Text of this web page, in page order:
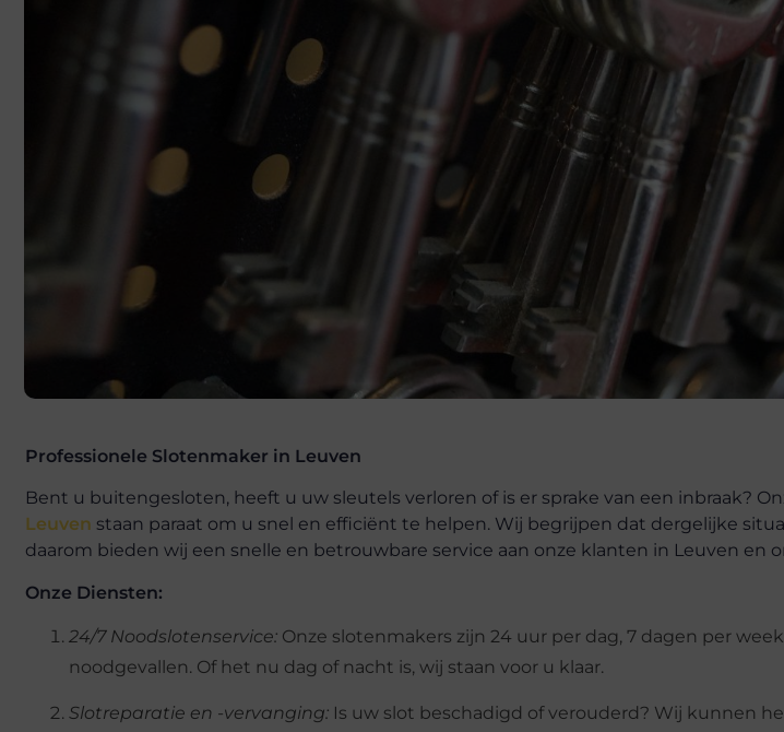
Professionele Slotenmaker in Leuven
Bent u buitengesloten, heeft u uw sleutels verloren of is er sprake van een inbraak?
Leuven staan paraat om u snel en efficiënt te helpen. Wij begrijpen dat dergelijke
daarom bieden wij een snelle en betrouwbare service aan onze klanten in Leuven en
Onze Diensten:
24/7 Noodslotenservice: Onze slotenmakers zijn 24 uur per dag, 7 dagen per
noodgevallen. Of het nu dag of nacht is, wij staan voor u klaar.
Slotreparatie en -vervanging: Is uw slot beschadigd of verouderd? Wij kunnen